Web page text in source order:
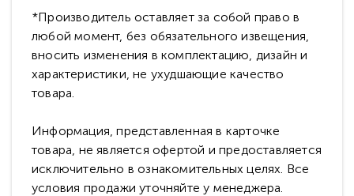
*Производитель оставляет за собой право в
любой момент, без обязательного извещения,
вносить изменения в комплектацию, дизайн и
характеристики, не ухудшающие качество
товара.
Информация, представленная в карточке
товара, не является офертой и предоставляется
исключительно в ознакомительных целях. Все
условия продажи уточняйте у менеджера.